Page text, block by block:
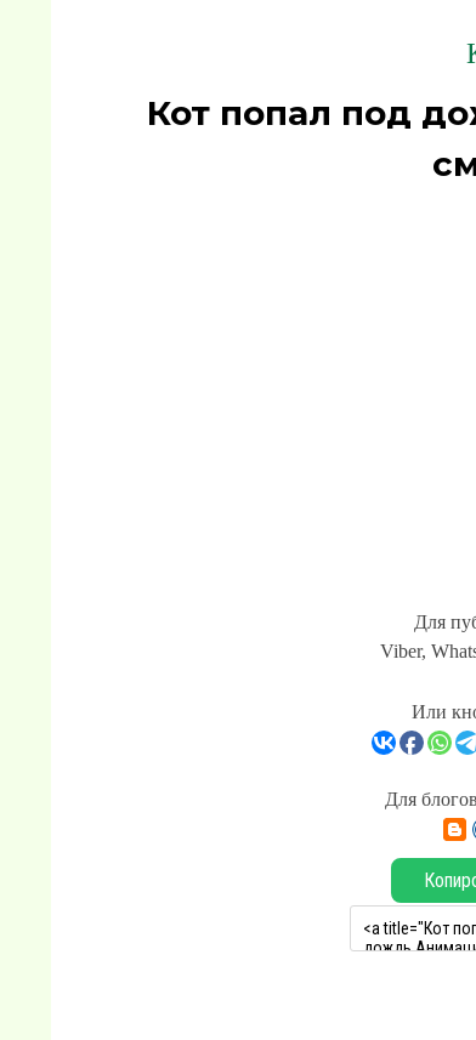
Кот попал под
Для
Viber,
Или
Для